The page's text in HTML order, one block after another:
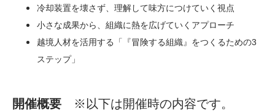
冷却装置を壊さず、理解して味方につけていく視点
小さな成果から、組織に熱を広げていくアプローチ
越境人材を活用する「『冒険する組織』をつくるための3
ステップ」
開催概要 ※以下は開催時の内容です。